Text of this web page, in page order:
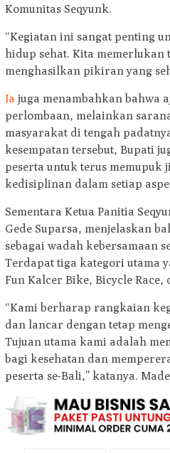
Komunitas Seqyunk.
“Kegiatan ini sangat penting
hidup sehat. Kita memerlukan
menghasilkan pikiran yang
Ia juga menambahkan bahwa
perlombaan, melainkan
masyarakat di tengah
kesempatan tersebut, Bupati
peserta untuk terus memupuk
kedisiplinan dalam setiap
Sementara Ketua Panitia
Gede Suparsa, menjelaskan
sebagai wadah kebersamaan
Terdapat tiga kategori utama
Fun Kalcer Bike, Bicycle Race,
“Kami berharap rangkaian
dan lancar dengan tetap
Tujuan utama kami adalah
bagi kesehatan dan
peserta se-Bali,” katanya.